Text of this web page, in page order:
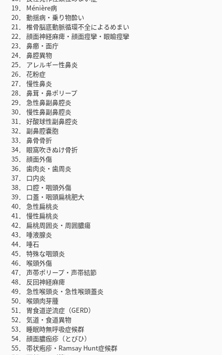
19． Ménière病
20． 動揺病・乗り物酔い
21． 椎骨脳底動脈循環不全によるめまい
22． 顔面神経麻痺・顔面痙攣・眼瞼痙攣
23． 鼻癤・面疔
24． 鼻腔異物
25． アレルギー性鼻炎
26． 花粉症
27． 慢性鼻炎
28． 鼻茸・鼻ポリープ
29． 急性鼻副鼻腔炎
30． 慢性鼻副鼻腔炎
31． 好酸球性副鼻腔炎
32． 副鼻腔嚢胞
33． 鼻骨骨折
34． 眼窩吹きぬけ骨折
35． 顔面外傷
36． 歯肉炎・歯周炎
37． 口内炎
38． 口腔・咽頭外傷
39． 口蓋・咽頭扁桃肥大
40． 急性扁桃炎
41． 慢性扁桃炎
42． 扁桃周囲炎・周囲膿瘍
43． 唾液腺炎
44． 唾石
45． 特殊な咽頭炎
46． 喉頭外傷
47． 声帯ポリープ・声帯結節
48． 反回神経麻痺
49． 急性喉頭炎・急性喉頭蓋炎
50． 喉頭肉芽腫
51． 胃食道逆流症（GERD）
52． 気道・食道異物
53． 睡眠時無呼吸症候群
54． 顔面膿痂疹（とびひ）
55． 帯状疱疹・Ramsay Hunt症候群